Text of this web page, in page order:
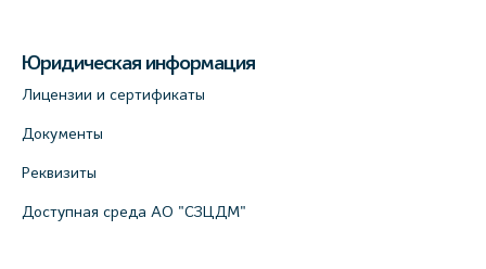
Юридическая информация
Лицензии и сертификаты
Документы
Реквизиты
Доступная среда АО "СЗЦДМ"